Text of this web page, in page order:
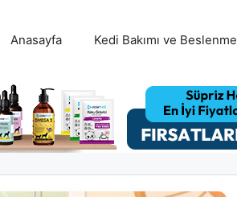
Anasayfa Kedi Bakımı ve Beslenme